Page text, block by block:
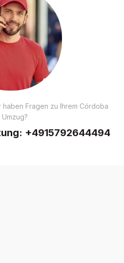
Fragen zu Ihrem Córdoba
Umzug?
+4915792644494